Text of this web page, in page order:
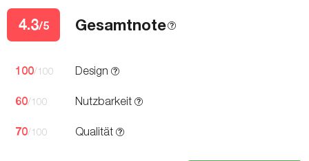
4.3/5 Gesamtnote
100/100 Design
60/100 Nutzbarkeit
70/100 Qualität